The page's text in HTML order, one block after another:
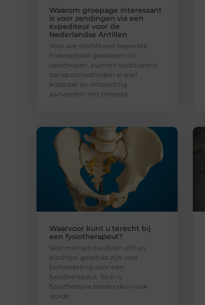
Waarom groepage interessant
is voor zendingen via een
expediteur voor de
Nederlandse Antillen
Voor wie slechts een beperkte
hoeveelheid goederen wil
verschepen, kunnen traditionele
transportmethoden al snel
kostbaar en omslachtig
aanvoelen. Het concept
Waarvoor kunt u terecht bij
een fysiotherapeut?
Veel mensen twijfelen of hun
klachten geschikt zijn voor
behandeling door een
fysiotherapeut. Toch is
fysiotherapie breder dan vaak
wordt